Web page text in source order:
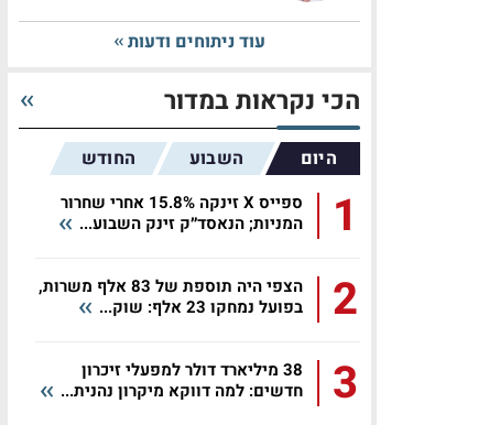
עוד ניתוחים ודעות
הכי נקראות במדור
היום השבוע החודש
1
ספייס X זינקה 15.8% אחרי שחרור
המניות; הנאסד״ק זינק השבוע...
2
הצפי היה תוספת של 83 אלף משרות,
בפועל נמחקו 23 אלף: שוק...
3
38 מיליארד דולר למפעלי זיכרון
חדשים: למה דווקא מיקרון נהנית...